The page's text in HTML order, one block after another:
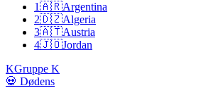
1🇦🇷Argentina
2🇩🇿Algeria
3🇦🇹Austria
4🇯🇴Jordan
KGruppe K
💀 Dødens